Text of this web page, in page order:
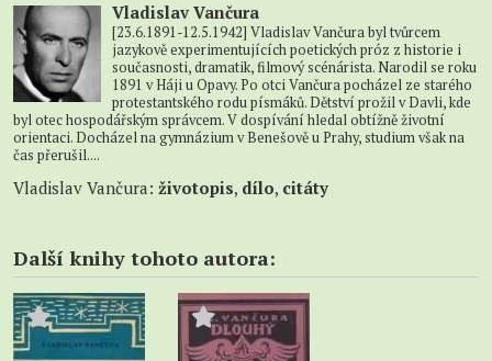
Vladislav Vančura
[23.6.1891-12.5.1942] Vladislav Vančura byl tvůrcem
jazykově experimentujících poetických próz z historie i
současnosti, dramatik, filmový scénárista. Narodil se roku
1891 v Háji u Opavy. Po otci Vančura pocházel ze starého
protestantského rodu písmáků. Dětství prožil v Davli, kde
byl otec hospodářským správcem. V dospívání hledal obtížně životní
orientaci. Docházel na gymnázium v Benešově u Prahy, studium však na
čas přerušil....
Vladislav Vančura: životopis, dílo, citáty
Další knihy tohoto autora: